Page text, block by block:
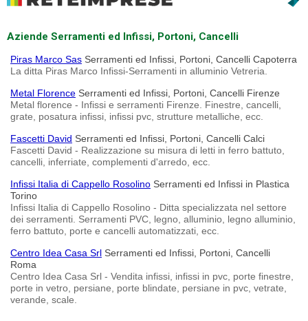
Aziende Serramenti ed Infissi, Portoni, Cancelli
Piras Marco Sas Serramenti ed Infissi, Portoni, Cancelli Capoterra
La ditta Piras Marco Infissi-Serramenti in alluminio Vetreria.
Metal Florence Serramenti ed Infissi, Portoni, Cancelli Firenze
Metal florence - Infissi e serramenti Firenze. Finestre, cancelli,
grate, posatura infissi, infissi pvc, strutture metalliche, ecc.
Fascetti David Serramenti ed Infissi, Portoni, Cancelli Calci
Fascetti David - Realizzazione su misura di letti in ferro battuto,
cancelli, inferriate, complementi d'arredo, ecc.
Infissi Italia di Cappello Rosolino Serramenti ed Infissi in Plastica
Torino
Infissi Italia di Cappello Rosolino - Ditta specializzata nel settore
dei serramenti. Serramenti PVC, legno, alluminio, legno alluminio,
ferro battuto, porte e cancelli automatizzati, ecc.
Centro Idea Casa Srl Serramenti ed Infissi, Portoni, Cancelli
Roma
Centro Idea Casa Srl - Vendita infissi, infissi in pvc, porte finestre,
porte in vetro, persiane, porte blindate, persiane in pvc, vetrate,
verande, scale.